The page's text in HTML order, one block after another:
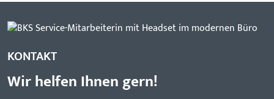
KONTAKT
Wir helfen Ihnen gern!